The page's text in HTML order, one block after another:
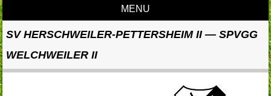
MENU
SV HERSCHWEILER-PETTERSHEIM II — SPVGG
WELCHWEILER II